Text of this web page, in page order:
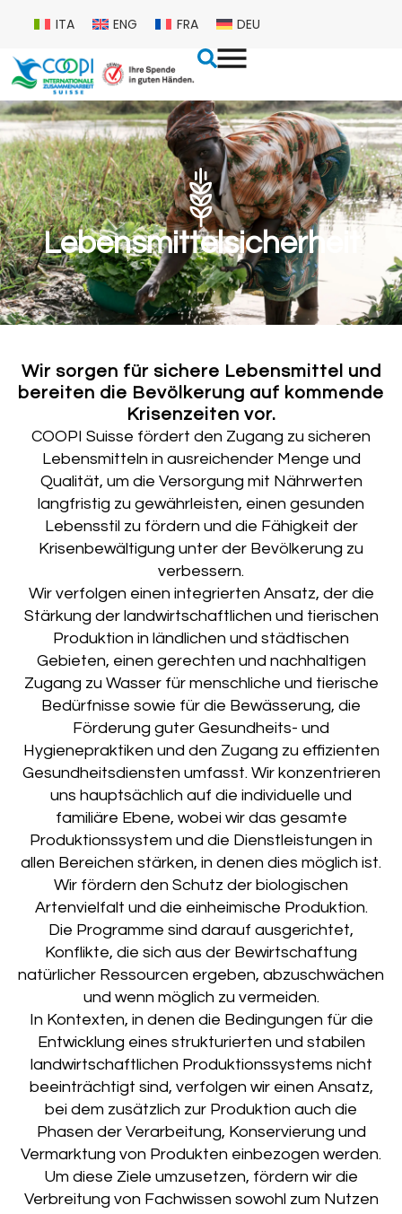
ITA ENG FRA DEU
Lebensmittelsicherheit
Wir sorgen für sichere Lebensmittel und
bereiten die Bevölkerung auf kommende
Krisenzeiten vor.
COOPI Suisse fördert den Zugang zu sicheren
Lebensmitteln in ausreichender Menge und
Qualität, um die Versorgung mit Nährwerten
langfristig zu gewährleisten, einen gesunden
Lebensstil zu fördern und die Fähigkeit der
Krisenbewältigung unter der Bevölkerung zu
verbessern.
Wir verfolgen einen integrierten Ansatz, der die
Stärkung der landwirtschaftlichen und tierischen
Produktion in ländlichen und städtischen
Gebieten, einen gerechten und nachhaltigen
Zugang zu Wasser für menschliche und tierische
Bedürfnisse sowie für die Bewässerung, die
Förderung guter Gesundheits- und
Hygienepraktiken und den Zugang zu effizienten
Gesundheitsdiensten umfasst. Wir konzentrieren
uns hauptsächlich auf die individuelle und
familiäre Ebene, wobei wir das gesamte
Produktionssystem und die Dienstleistungen in
allen Bereichen stärken, in denen dies möglich ist.
Wir fördern den Schutz der biologischen
Artenvielfalt und die einheimische Produktion.
Die Programme sind darauf ausgerichtet,
Konflikte, die sich aus der Bewirtschaftung
natürlicher Ressourcen ergeben, abzuschwächen
und wenn möglich zu vermeiden.
In Kontexten, in denen die Bedingungen für die
Entwicklung eines strukturierten und stabilen
landwirtschaftlichen Produktionssystems nicht
beeinträchtigt sind, verfolgen wir einen Ansatz,
bei dem zusätzlich zur Produktion auch die
Phasen der Verarbeitung, Konservierung und
Vermarktung von Produkten einbezogen werden.
Um diese Ziele umzusetzen, fördern wir die
Verbreitung von Fachwissen sowohl zum Nutzen